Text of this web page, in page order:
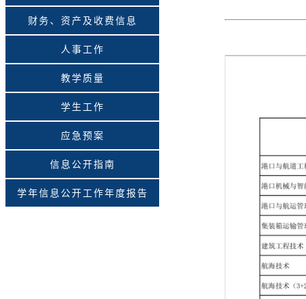
财务、资产及收费信息
人事工作
教学质量
学生工作
应急预案
信息公开指南
学年信息公开工作年度报告